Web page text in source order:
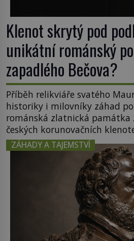
Klenot skrytý pod
unikátní románský
zapadlého Bečova?
Příběh relikviáře svatého
historiky i milovníky záhad
románská zlatnická památka
českých korunovačních
nejcennějším movitým
republice. Přestože byl klenot
dramatickém pátrání
nalezen, jeho minulost stále
Otázky, jak přesně se tato […]
ZÁHADY A TAJEMSTVÍ